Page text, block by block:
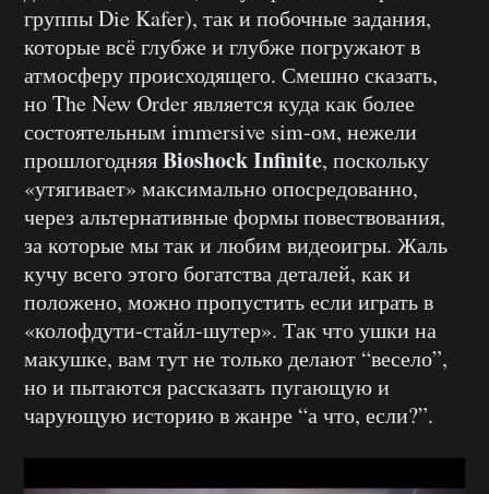
группы Die Kafer), так и побочные задания,
которые всё глубже и глубже погружают в
атмосферу происходящего. Смешно сказать,
но The New Order является куда как более
состоятельным immersive sim-ом, нежели
прошлогодняяBioshock Infinite, поскольку
«утягивает» максимально опосредованно,
через альтернативные формы повествования,
за которые мы так и любим видеоигры. Жаль
кучу всего этого богатства деталей, как и
положено, можно пропустить если играть в
«колофдути-стайл-шутер». Так что ушки на
макушке, вам тут не только делают “весело”,
но и пытаются рассказать пугающую и
чарующую историю в жанре “а что, если?”.